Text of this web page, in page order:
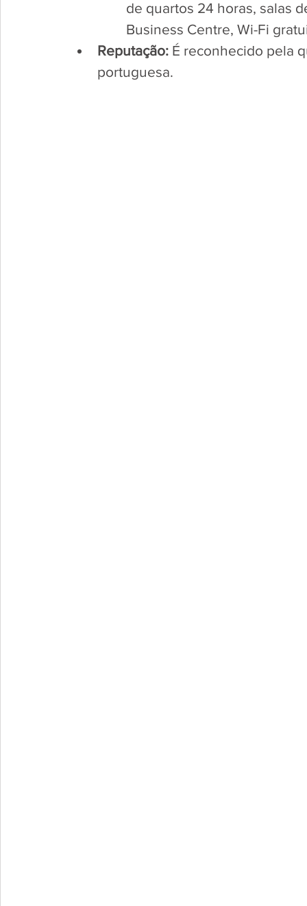
de quartos 24 horas, salas
Business Centre, Wi-Fi
Reputação: É reconhecido pela
portuguesa.